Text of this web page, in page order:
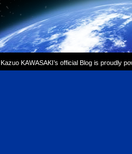
Kazuo KAWASAKI’s official Blog is proudly